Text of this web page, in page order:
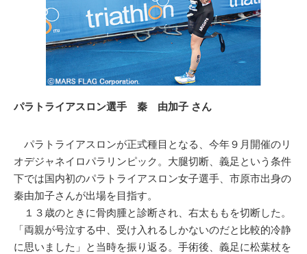
パラトライアスロン選手 秦 由加子 さん
パラトライアスロンが正式種目となる、今年９月開催のリ
オデジャネイロパラリンピック。大腿切断、義足という条件
下では国内初のパラトライアスロン女子選手、市原市出身の
秦由加子さんが出場を目指す。
１３歳のときに骨肉腫と診断され、右太ももを切断した。
「両親が号泣する中、受け入れるしかないのだと比較的冷静
に思いました」と当時を振り返る。手術後、義足に松葉杖を